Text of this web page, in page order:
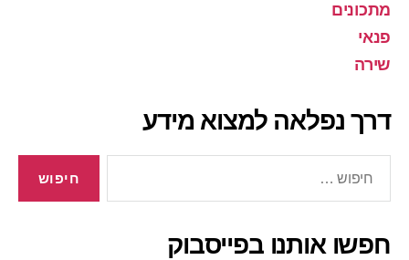
מתכונים
פנאי
שירה
דרך נפלאה למצוא מידע
חפשו אותנו בפייסבוק